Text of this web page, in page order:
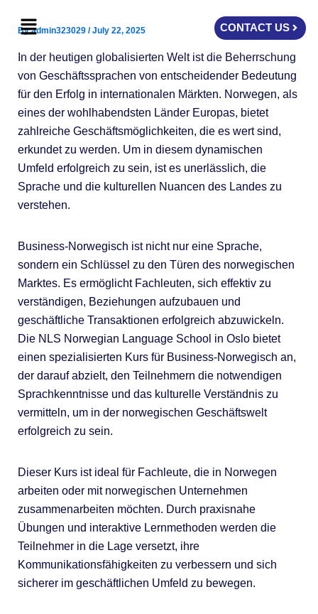
Menu CONTACT US
Byadmin323029 /July 22, 2025
In der heutigen globalisierten Welt ist die Beherrschung
von Geschäftssprachen von entscheidender Bedeutung
für den Erfolg in internationalen Märkten. Norwegen, als
eines der wohlhabendsten Länder Europas, bietet
zahlreiche Geschäftsmöglichkeiten, die es wert sind,
erkundet zu werden. Um in diesem dynamischen
Umfeld erfolgreich zu sein, ist es unerlässlich, die
Sprache und die kulturellen Nuancen des Landes zu
verstehen.
Business-Norwegisch ist nicht nur eine Sprache,
sondern ein Schlüssel zu den Türen des norwegischen
Marktes. Es ermöglicht Fachleuten, sich effektiv zu
verständigen, Beziehungen aufzubauen und
geschäftliche Transaktionen erfolgreich abzuwickeln.
Die NLS Norwegian Language School in Oslo bietet
einen spezialisierten Kurs für Business-Norwegisch an,
der darauf abzielt, den Teilnehmern die notwendigen
Sprachkenntnisse und das kulturelle Verständnis zu
vermitteln, um in der norwegischen Geschäftswelt
erfolgreich zu sein.
Dieser Kurs ist ideal für Fachleute, die in Norwegen
arbeiten oder mit norwegischen Unternehmen
zusammenarbeiten möchten. Durch praxisnahe
Übungen und interaktive Lernmethoden werden die
Teilnehmer in die Lage versetzt, ihre
Kommunikationsfähigkeiten zu verbessern und sich
sicherer im geschäftlichen Umfeld zu bewegen.